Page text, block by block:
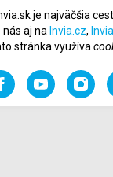
je najväčšia
aj na Invia.cz,
stránka využíva
FacebookYouTube